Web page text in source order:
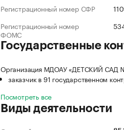
Регистрационный номер СФР
Регистрационный номер
ФОМС
Государственные
Организация МДОАУ «ДЕТСКИЙ САД
заказчик в 91 государственном
Посмотреть все
Виды деятельности